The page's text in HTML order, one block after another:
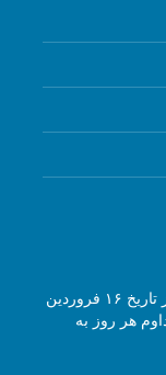
مجله آنلاین موسیقی «گفتگوی هارمونیک»، از تاریخ ۱۶ فروردین
هر روز به